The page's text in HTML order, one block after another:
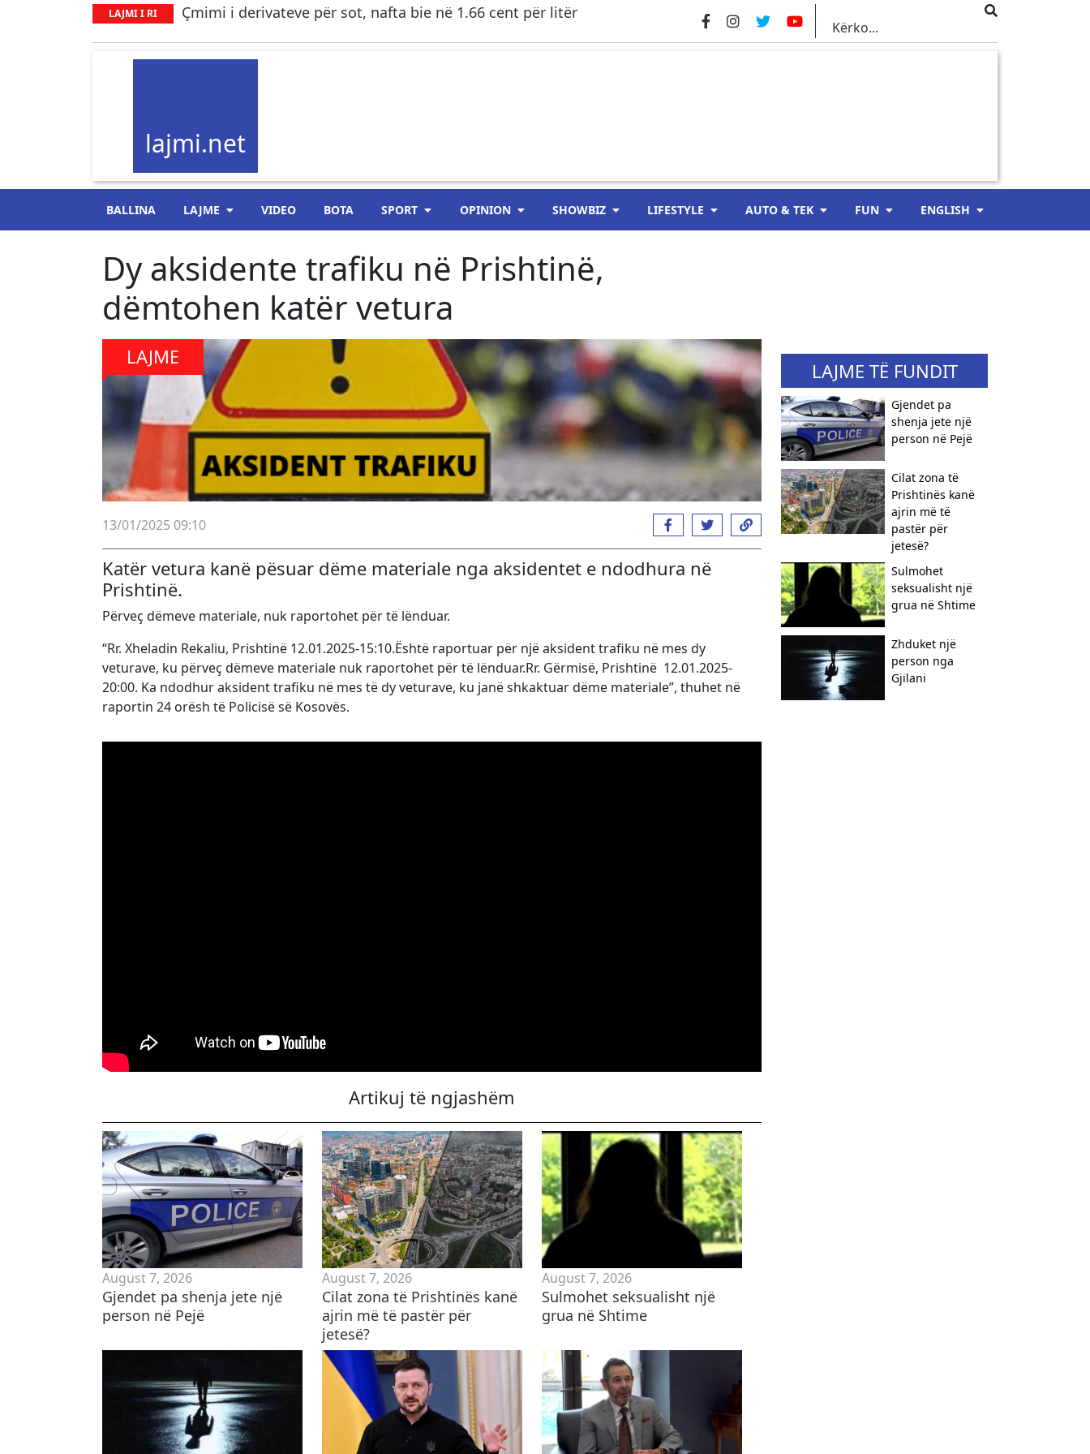
LAJMI I RI Çmimi i derivateve për sot, nafta bie në 1.66 cent për litër
lajmi.net
BALLINA LAJME VIDEO BOTA SPORT OPINION SHOWBIZ LIFESTYLE AUTO & TEK FUN ENGLISH
Dy aksidente trafiku në Prishtinë,
dëmtohen katër vetura
LAJME
13/01/2025 09:10
Katër vetura kanë pësuar dëme materiale nga aksidentet e ndodhura në
Prishtinë.
Përveç dëmeve materiale, nuk raportohet për të lënduar.
“Rr. Xheladin Rekaliu, Prishtinë 12.01.2025-15:10.Është raportuar për një aksident trafiku në mes dy
veturave, ku përveç dëmeve materiale nuk raportohet për të lënduar.Rr. Gërmisë, Prishtinë 12.01.2025-
20:00. Ka ndodhur aksident trafiku në mes të dy veturave, ku janë shkaktuar dëme materiale”, thuhet në
raportin 24 orësh të Policisë së Kosovës.
Artikuj të ngjashëm
August 7, 2026
Gjendet pa shenja jete një
person në Pejë
August 7, 2026
Cilat zona të Prishtinës kanë
ajrin më të pastër për
jetesë?
August 7, 2026
Sulmohet seksualisht një
grua në Shtime
LAJME TË FUNDIT
Gjendet pa
shenja jete një
person në Pejë
Cilat zona të
Prishtinës kanë
ajrin më të
pastër për
jetesë?
Sulmohet
seksualisht një
grua në Shtime
Zhduket një
person nga
Gjilani